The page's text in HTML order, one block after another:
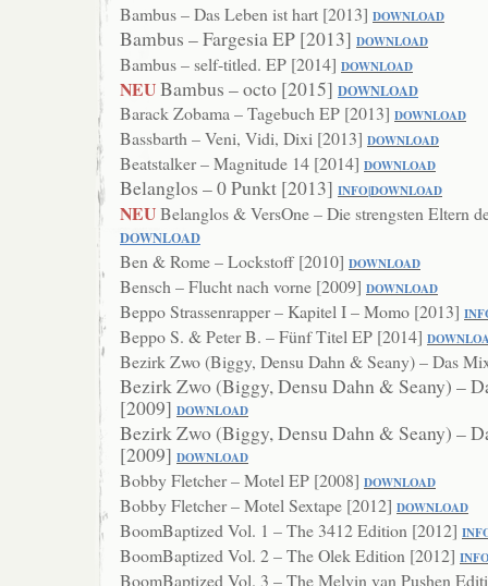
Bambus – Das Leben ist hart [2013] DOWNLOAD
Bambus – Fargesia EP [2013] DOWNLOAD
Bambus – self-titled. EP [2014] DOWNLOAD
NEUBambus – octo [2015] DOWNLOAD
Barack Zobama – Tagebuch EP [2013] DOWNLOAD
Bassbarth – Veni, Vidi, Dixi [2013] DOWNLOAD
Beatstalker – Magnitude 14 [2014] DOWNLOAD
Belanglos – 0 Punkt [2013] INFO|DOWNLOAD
NEUBelanglos & VersOne – Die strengsten Eltern
DOWNLOAD
Ben & Rome – Lockstoff [2010] DOWNLOAD
Bensch – Flucht nach vorne [2009] DOWNLOAD
Beppo Strassenrapper – Kapitel I – Momo [2013]
Beppo S. & Peter B. – Fünf Titel EP [2014] DOWNL
Bezirk Zwo (Biggy, Densu Dahn & Seany) – Das
Bezirk Zwo (Biggy, Densu Dahn & Seany) –
[2009] DOWNLOAD
Bezirk Zwo (Biggy, Densu Dahn & Seany) –
[2009] DOWNLOAD
Bobby Fletcher – Motel EP [2008] DOWNLOAD
Bobby Fletcher – Motel Sextape [2012] DOWNLOAD
BoomBaptized Vol. 1 – The 3412 Edition [2012]
BoomBaptized Vol. 2 – The Olek Edition [2012]
BoomBaptized Vol. 3 – The Melvin van Pushen